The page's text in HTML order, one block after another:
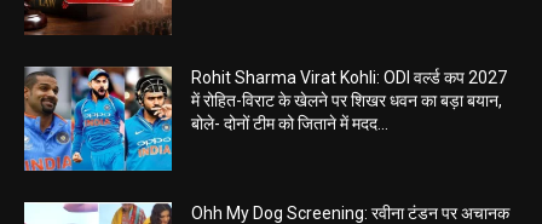
Rohit Sharma Virat Kohli: ODI वर्ल्ड कप 2027
में रोहित-विराट के खेलने पर शिखर धवन का बड़ा बयान,
बोले- दोनों टीम को जिताने में मदद...
Ohh My Dog Screening: रवीना टंडन पर अचानक